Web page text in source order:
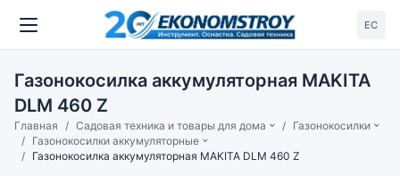
ЕС
Газонокосилка аккумуляторная MAKITA
DLM 460 Z
Главная Садовая техника и товары для дома
Газонокосилки
Газонокосилки аккумуляторные
Газонокосилка аккумуляторная MAKITA DLM 460 Z